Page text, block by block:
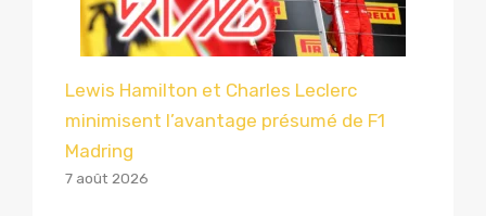
Lewis Hamilton et Charles Leclerc
minimisent l’avantage présumé de F1
Madring
7 août 2026